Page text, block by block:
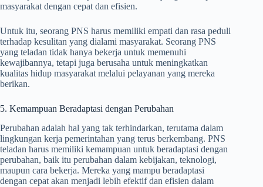
masyarakat dengan cepat dan efisien.
Untuk itu, seorang PNS harus memiliki empati dan rasa peduli
terhadap kesulitan yang dialami masyarakat. Seorang PNS
yang teladan tidak hanya bekerja untuk memenuhi
kewajibannya, tetapi juga berusaha untuk meningkatkan
kualitas hidup masyarakat melalui pelayanan yang mereka
berikan.
5. Kemampuan Beradaptasi dengan Perubahan
Perubahan adalah hal yang tak terhindarkan, terutama dalam
lingkungan kerja pemerintahan yang terus berkembang. PNS
teladan harus memiliki kemampuan untuk beradaptasi dengan
perubahan, baik itu perubahan dalam kebijakan, teknologi,
maupun cara bekerja. Mereka yang mampu beradaptasi
dengan cepat akan menjadi lebih efektif dan efisien dalam